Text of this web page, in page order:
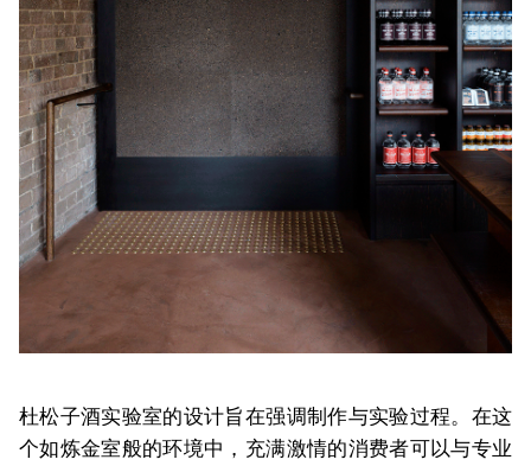
杜松子酒实验室的设计旨在强调制作与实验过程。在这
个如炼金室般的环境中，充满激情的消费者可以与专业